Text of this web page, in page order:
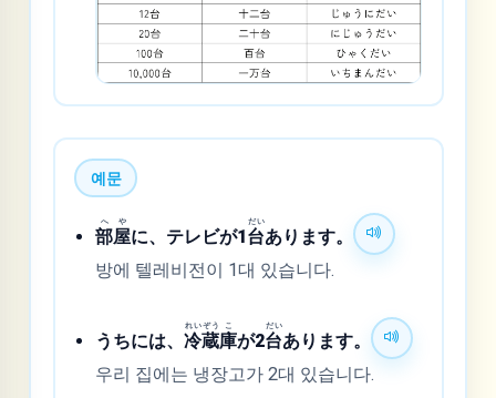
예문
部
へ
屋
や
に、テレビが1台
だい
あります。
방에 텔레비전이 1대 있습니다.
うちには、冷
れい
蔵
ぞう
庫
こ
が2台
だい
あります。
우리 집에는 냉장고가 2대 있습니다.